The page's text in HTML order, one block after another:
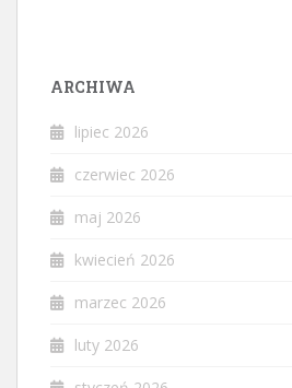
ARCHIWA
lipiec 2026
czerwiec 2026
maj 2026
kwiecień 2026
marzec 2026
luty 2026